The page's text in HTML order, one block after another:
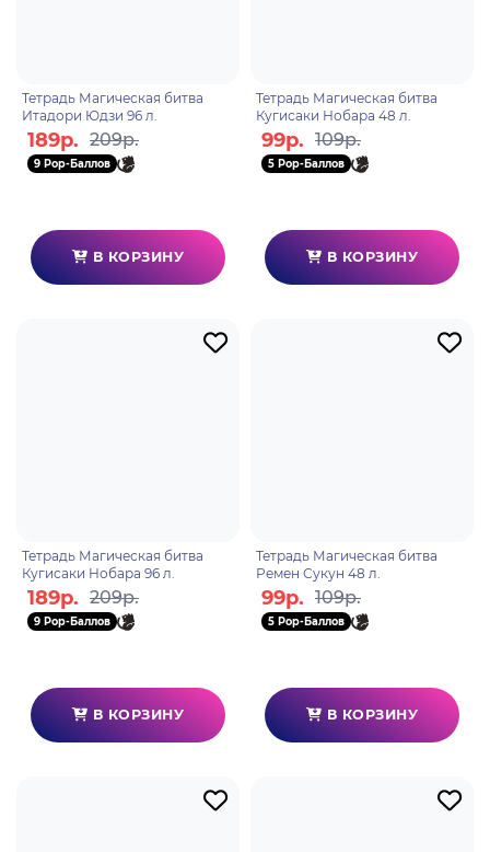
Тетрадь Магическая битва
Итадори Юдзи 96 л.
189р. 209р.
9 Pop-Баллов
В КОРЗИНУ
Тетрадь Магическая битва
Кугисаки Нобара 48 л.
99р. 109р.
5 Pop-Баллов
В КОРЗИНУ
Тетрадь Магическая битва
Кугисаки Нобара 96 л.
189р. 209р.
9 Pop-Баллов
В КОРЗИНУ
Тетрадь Магическая битва
Ремен Сукун 48 л.
99р. 109р.
5 Pop-Баллов
В КОРЗИНУ